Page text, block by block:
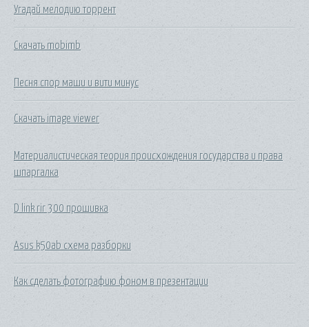
Угадай мелодию торрент
Скачать mobimb
Песня спор маши и вити минус
Скачать image viewer
Материалистическая теория происхождения государства и права
шпаргалка
D link rir 300 прошивка
Asus k50ab схема разборки
Как сделать фотографию фоном в презентации